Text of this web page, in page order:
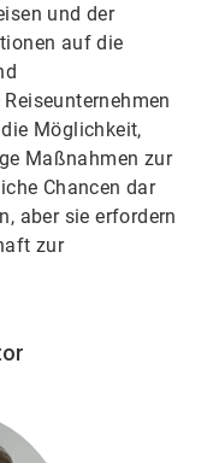
und der
auf die
Möglichkeit,
Maßnahmen zur
Chancen dar
aber sie erfordern
zur